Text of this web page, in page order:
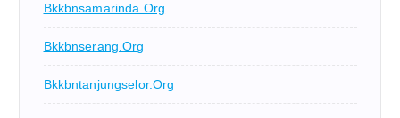
Bkkbnsamarinda.org
Bkkbnserang.org
Bkkbntanjungselor.org